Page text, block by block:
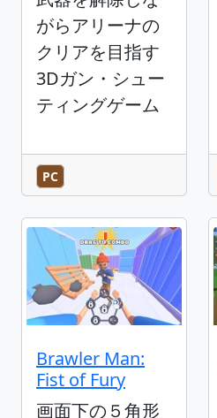
がらアリーナの
クリアを目指す
3Dガン・シュー
ティングゲーム
PC
Brawler Man:
Fist of Fury
画面下の５角形